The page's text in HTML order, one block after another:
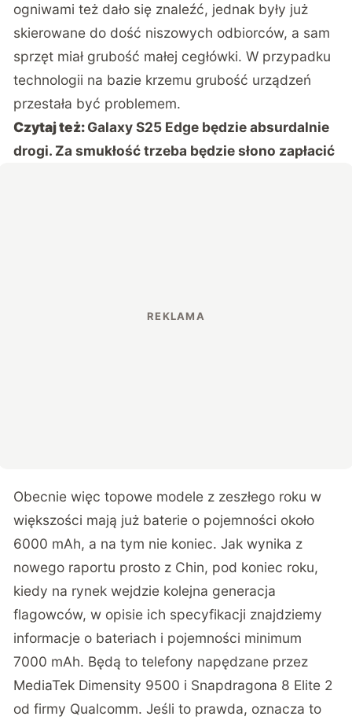
ogniwami też dało się znaleźć, jednak były już
skierowane do dość niszowych odbiorców, a sam
sprzęt miał grubość małej cegłówki. W przypadku
technologii na bazie krzemu grubość urządzeń
przestała być problemem.
Czytaj też:Galaxy S25 Edge będzie absurdalnie
drogi. Za smukłość trzeba będzie słono zapłacić
Obecnie więc topowe modele z zeszłego roku w
większości mają już baterie o pojemności około
6000 mAh, a na tym nie koniec. Jak wynika z
nowego raportu prosto z Chin, pod koniec roku,
kiedy na rynek wejdzie kolejna generacja
flagowców, w opisie ich specyfikacji znajdziemy
informacje o bateriach i pojemności minimum
7000 mAh. Będą to telefony napędzane przez
MediaTek Dimensity 9500 i Snapdragona 8 Elite 2
od firmy Qualcomm. Jeśli to prawda, oznacza to